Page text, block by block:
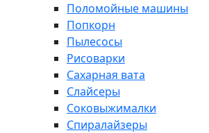
Поломойные машины
Попкорн
Пылесосы
Рисоварки
Сахарная вата
Слайсеры
Соковыжималки
Спиралайзеры